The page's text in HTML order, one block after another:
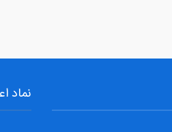
نماد